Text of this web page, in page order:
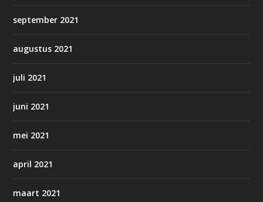
september 2021
augustus 2021
juli 2021
juni 2021
mei 2021
april 2021
maart 2021